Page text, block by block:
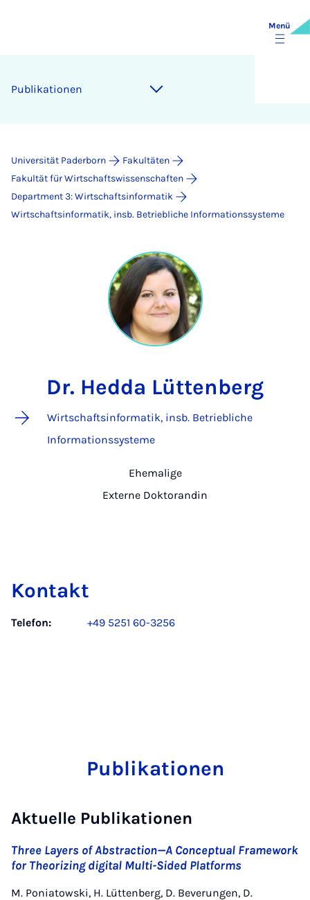
Menü
Publikationen
Universität Paderborn
Fakultäten
Fakultät für Wirtschaftswissenschaften
Department 3: Wirtschaftsinformatik
Wirtschaftsinformatik, insb. Betriebliche Informationssysteme
Dr. Hedda Lüttenberg
Wirtschaftsinformatik, insb. Betriebliche
Informationssysteme
Ehemalige
Externe Doktorandin
Kontakt
Telefon: +49 5251 60-3256
Publikationen
Aktuelle Publikationen
Three Layers of Abstraction—A Conceptual Framework
for Theorizing digital Multi-Sided Platforms
M. Poniatowski, H. Lüttenberg, D. Beverungen, D.